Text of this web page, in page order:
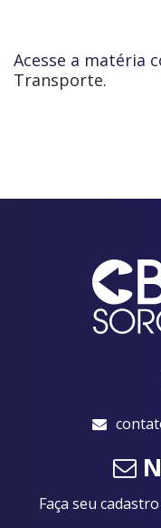
Acesse a matéria
Transporte.
Faça seu